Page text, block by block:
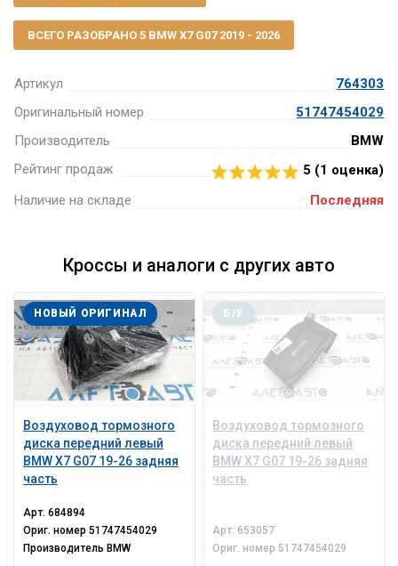
Артикул
764303
Оригинальный номер
51747454029
Производитель
BMW
Рейтинг продаж
5 (1 оценка)
Наличие на складе
Последняя
ВСЕГО РАЗОБРАНО 5 BMW X7 G07 2019 - 2026
Кроссы и аналоги с других авто
Воздуховод тормозного
диска передний левый
BMW X7 G07 19-26 задняя
часть
НОВЫЙ ОРИГИНАЛ
Арт.684894
Ориг. номер51747454029
Производитель BMW
Воздуховод тормозного
диска передний левый
BMW X7 G07 19-26 задняя
часть
Б/У
Арт. 653057
Ориг. номер 51747454029